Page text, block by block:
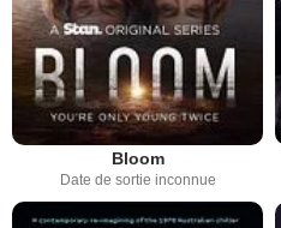
Bloom
Date de sortie inconnue